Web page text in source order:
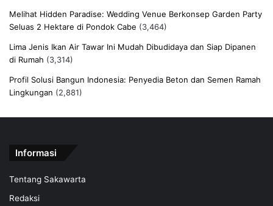
Melihat Hidden Paradise: Wedding Venue Berkonsep Garden Party
Seluas 2 Hektare di Pondok Cabe (3,464)
Lima Jenis Ikan Air Tawar Ini Mudah Dibudidaya dan Siap Dipanen
di Rumah (3,314)
Profil Solusi Bangun Indonesia: Penyedia Beton dan Semen Ramah
Lingkungan (2,881)
Informasi
Tentang Sakawarta
Redaksi